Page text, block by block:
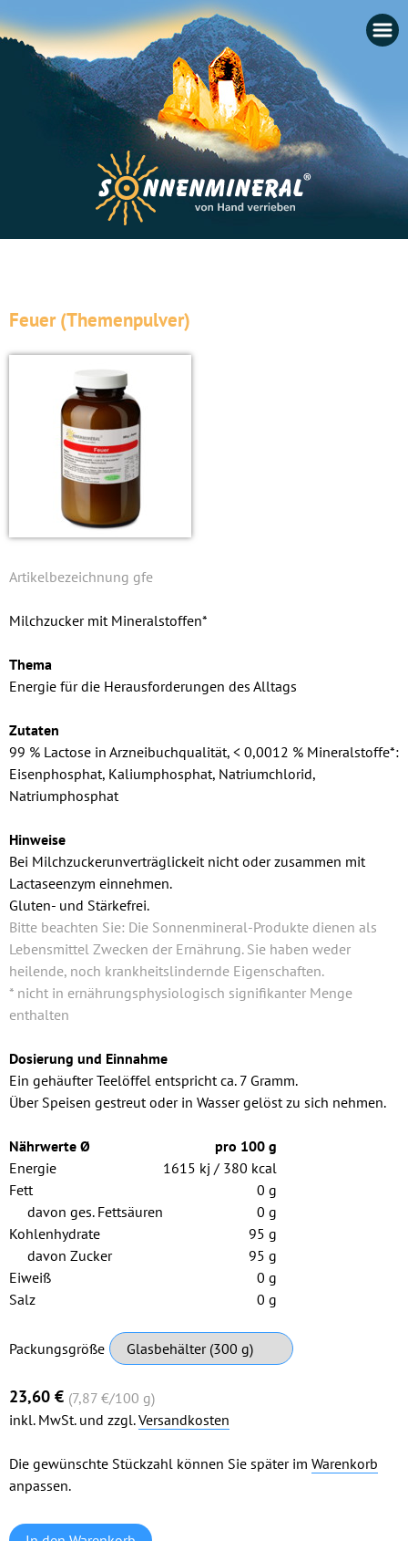
Startseite
Feuer (Themenpulver)
gfe
Milchzucker mit Mineralstoffen*
Thema
Energie für die Herausforderungen des Alltags
Zutaten
99 % Lactose in Arzneibuchqualität, < 0,0012 % Mineralstoffe*:
Eisen­phosphat, Kalium­phosphat, Natrium­chlorid,
Natrium­phosphat
Hinweise
Bei Milchzuckerunverträglickeit nicht oder zusammen mit
Lactaseenzym einnehmen.
Gluten- und Stärkefrei.
Bitte beachten Sie: Die Sonnenmineral-Produkte dienen als
Lebensmittel Zwecken der Ernährung. Sie haben weder
heilende, noch krankheitslindernde Eigenschaften.
* nicht in ernährungsphysiologisch signifikanter Menge
enthalten
Dosierung und Einnahme
Ein gehäufter Teelöffel entspricht ca. 7 Gramm.
Über Speisen gestreut oder in Wasser gelöst zu sich nehmen.
Nährwerte Ø
pro 100 g
Energie
1615 kj / 380 kcal
Fett
0 g
davon ges. Fettsäuren
0 g
Kohlenhydrate
95 g
davon Zucker
95 g
Eiweiß
0 g
Salz
0 g
Pflichtfeld
Packungsgröße
23,60 € (7,87 €/100 g)
inkl. MwSt. und zzgl.Versandkosten
Die gewünschte Stückzahl können Sie später im Warenkorb
anpassen.